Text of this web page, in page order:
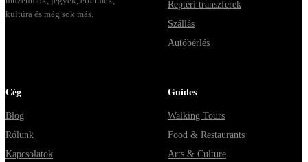
kultúra és még sok más.
Reptéri transzferek
Szállás
Autóbérlés
Cég
Blog
Rólunk
Kapcsolatok
Guides
Walking Tours
Food & Restaurants
Arts & Culture